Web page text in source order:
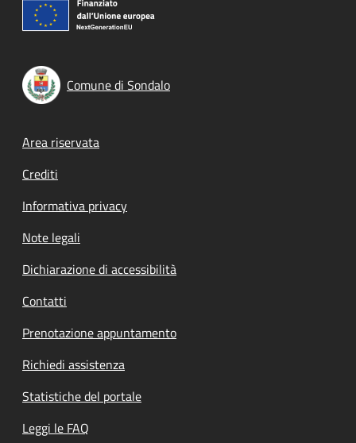
Comune di Sondalo
Footer menu
Area riservata
Crediti
Informativa privacy
Note legali
Dichiarazione di accessibilità
Contatti
Prenotazione appuntamento
Richiedi assistenza
Statistiche del portale
Leggi le FAQ